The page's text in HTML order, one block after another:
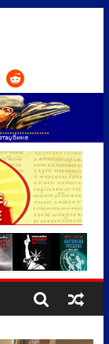
se zaposlilo